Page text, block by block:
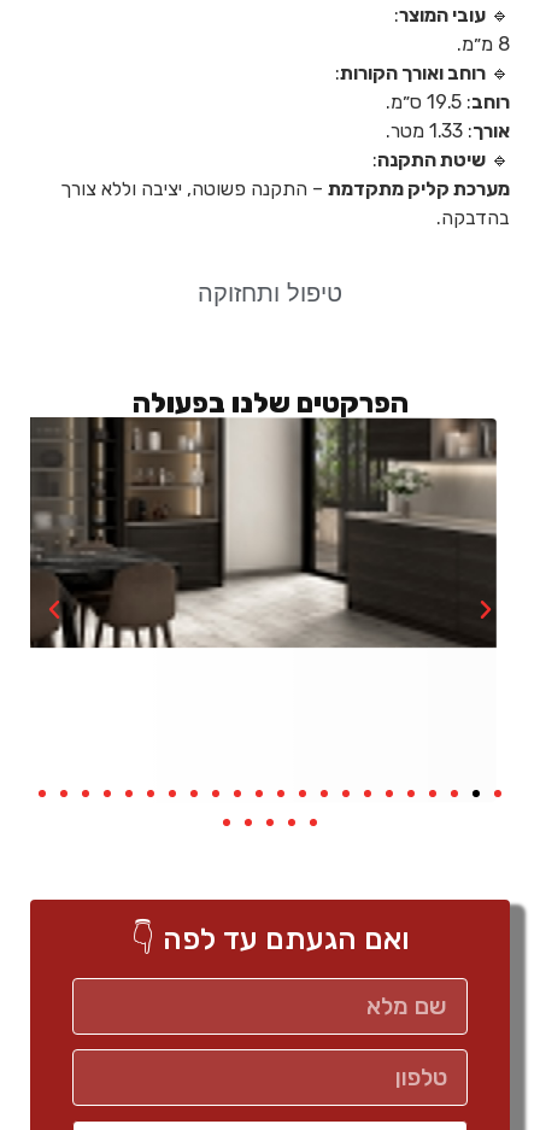
טיפול ותחזוקה
🔹 עובי המוצר:
8 מ״מ.
🔹 רוחב ואורך הקורות:
רוחב: 19.5 ס״מ.
אורך: 1.33 מטר.
🔹 שיטת התקנה:
מערכת קליק מתקדמת – התקנה פשוטה, יציבה וללא צורך
בהדבקה.
הפרקטים שלנו בפעולה
ואם הגעתם עד לפה 👇